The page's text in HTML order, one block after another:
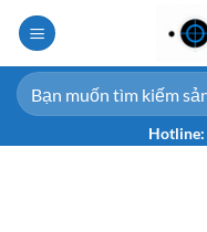
qua
nội
dung
Tìm
kiếm:
Hotline: